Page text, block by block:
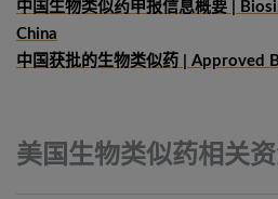
中国生物类似药申报信息概要 |
China
中国获批的生物类似药 | Approved
美国生物类似药相关